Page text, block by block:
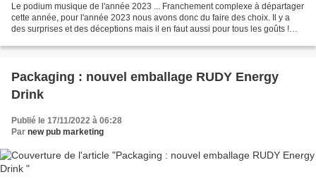
Le podium musique de l'année 2023 ... Franchement complexe à départager
cette année, pour l'année 2023 nous avons donc du faire des choix. Il y a
des surprises et des déceptions mais il en faut aussi pour tous les goûts !
Packaging : nouvel emballage RUDY Energy
Drink
Publié le 17/11/2022 à 06:28
Par new pub marketing